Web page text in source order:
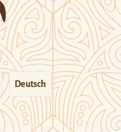
Deutsch